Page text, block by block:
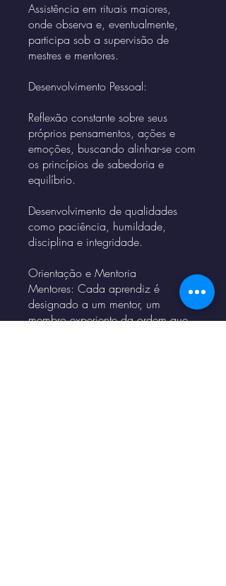
Assistência em rituais maiores,
onde observa e, eventualmente,
participa sob a supervisão de
mestres e mentores.
Desenvolvimento Pessoal:
Reflexão constante sobre seus
próprios pensamentos, ações e
emoções, buscando alinhar-se com
os princípios de sabedoria e
equilíbrio.
Desenvolvimento de qualidades
como paciência, humildade,
disciplina e integridade.
Orientação e Mentoria
Mentores: Cada aprendiz é
designado a um mentor, um
membro experiente da ordem que